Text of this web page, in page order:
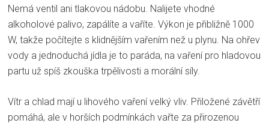
Nemá ventil ani tlakovou nádobu. Nalijete vhodné
alkoholové palivo, zapálíte a vaříte. Výkon je přibližně 1000
W, takže počítejte s klidnějším vařením než u plynu. Na ohřev
vody a jednoduchá jídla je to paráda, na vaření pro hladovou
partu už spíš zkouška trpělivosti a morální síly.
Vítr a chlad mají u lihového vaření velký vliv. Přiložené závětří
pomáhá, ale v horších podmínkách vařte za přirozenou